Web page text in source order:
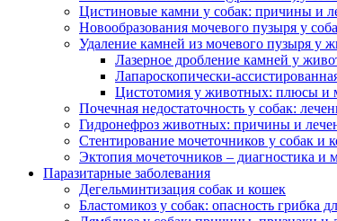
Цистиновые камни у собак: причины и
Новообразования мочевого пузыря у
Удаление камней из мочевого пузыря у
Лазерное дробление камней у
Лапароскопически-
Цистотомия у животных: плюсы и
Почечная недостаточность у собак:
Гидронефроз животных: причины и
Стентирование мочеточников у собак и
Эктопия мочеточников – диагностика и
Паразитарные заболевания
Дегельминтизация собак и кошек
Бластомикоз у собак: опасность грибка